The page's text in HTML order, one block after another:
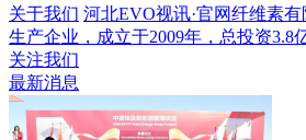
关于我们 河北EVO视讯·官网纤维素
生产企业，成立于2009年，总投资3.8
关注我们
最新消息